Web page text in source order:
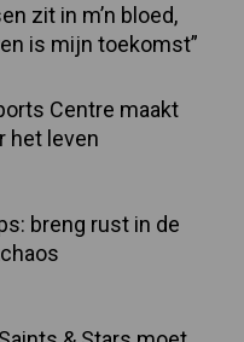
zit in m’n bloed,
is mijn toekomst”
Centre maakt
het leven
breng rust in de